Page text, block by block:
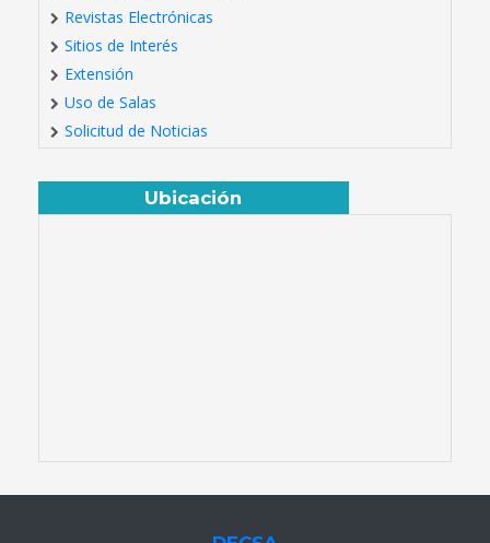
Revistas Electrónicas
Sitios de Interés
Extensión
Uso de Salas
Solicitud de Noticias
Ubicación